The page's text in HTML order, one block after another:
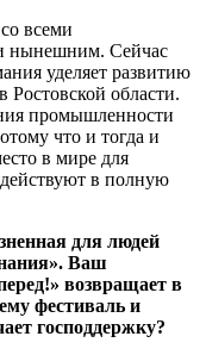
всеми
нынешним. Сейчас
уделяет развитию
области.
промышленности
что и тогда и
в мире для
в полную
для людей
Ваш
возвращает в
фестиваль и
господдержку?